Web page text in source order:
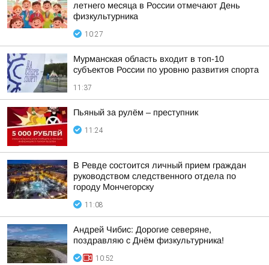
летнего месяца в России отмечают День
физкультурника
10:27
Мурманская область входит в топ-10
субъектов России по уровню развития спорта
11:37
Пьяный за рулём – преступник
11:24
В Ревде состоится личный прием граждан
руководством следственного отдела по
городу Мончегорску
11:08
Андрей Чибис: Дорогие северяне,
поздравляю с Днём физкультурника!
10:52